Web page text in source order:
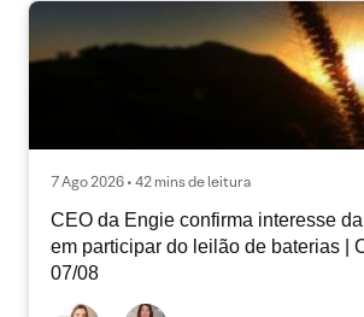
7 Ago 2026 • 42 mins de leitura
CEO da Engie confirma interesse
em participar do leilão de baterias |
07/08